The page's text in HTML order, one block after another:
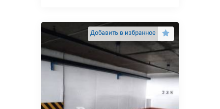
Добавить в избранное